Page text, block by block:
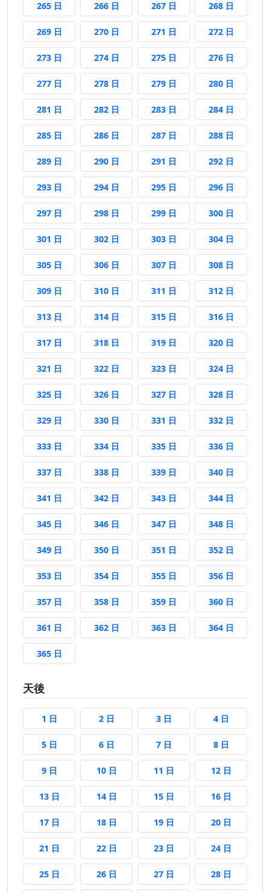
265 日265 日前266 日266 日前267 日267 日前268 日268 日前
269 日269 日前270 日270 日前271 日271 日前272 日272 日前
273 日273 日前274 日274 日前275 日275 日前276 日276 日前
277 日277 日前278 日278 日前279 日279 日前280 日280 日前
281 日281 日前282 日282 日前283 日283 日前284 日284 日前
285 日285 日前286 日286 日前287 日287 日前288 日288 日前
289 日289 日前290 日290 日前291 日291 日前292 日292 日前
293 日293 日前294 日294 日前295 日295 日前296 日296 日前
297 日297 日前298 日298 日前299 日299 日前300 日300 日前
301 日301 日前302 日302 日前303 日303 日前304 日304 日前
305 日305 日前306 日306 日前307 日307 日前308 日308 日前
309 日309 日前310 日310 日前311 日311 日前312 日312 日前
313 日313 日前314 日314 日前315 日315 日前316 日316 日前
317 日317 日前318 日318 日前319 日319 日前320 日320 日前
321 日321 日前322 日322 日前323 日323 日前324 日324 日前
325 日325 日前326 日326 日前327 日327 日前328 日328 日前
329 日329 日前330 日330 日前331 日331 日前332 日332 日前
333 日333 日前334 日334 日前335 日335 日前336 日336 日前
337 日337 日前338 日338 日前339 日339 日前340 日340 日前
341 日341 日前342 日342 日前343 日343 日前344 日344 日前
345 日345 日前346 日346 日前347 日347 日前348 日348 日前
349 日349 日前350 日350 日前351 日351 日前352 日352 日前
353 日353 日前354 日354 日前355 日355 日前356 日356 日前
357 日357 日前358 日358 日前359 日359 日前360 日360 日前
361 日361 日前362 日362 日前363 日363 日前364 日364 日前
365 日365 日前
天後
1 日1 日後 2 日2 日後 3 日3 日後 4 日4 日後
5 日5 日後 6 日6 日後 7 日7 日後 8 日8 日後
9 日9 日後 10 日10 日後 11 日11 日後 12 日12 日後
13 日13 日後 14 日14 日後 15 日15 日後 16 日16 日後
17 日17 日後 18 日18 日後 19 日19 日後 20 日20 日後
21 日21 日後 22 日22 日後 23 日23 日後 24 日24 日後
25 日25 日後 26 日26 日後 27 日27 日後 28 日28 日後